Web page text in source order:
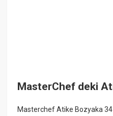
MasterChef deki
Masterchef Atike Bozyaka 34